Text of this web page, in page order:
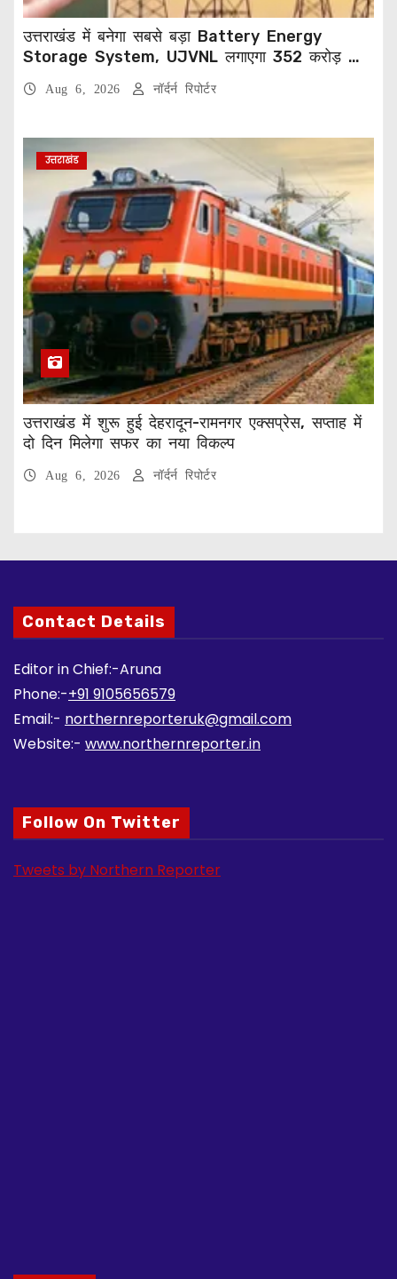
उत्तराखंड में बनेगा सबसे बड़ा Battery Energy
Storage System, UJVNL लगाएगा 352 करोड़ का
Aug 6, 2026 नॉर्दर्न रिपोर्टर
उत्तराखंड
उत्तराखंड में शुरू हुई देहरादून-रामनगर एक्सप्रेस, सप्ताह में
दो दिन मिलेगा सफर का नया विकल्प
Aug 6, 2026 नॉर्दर्न रिपोर्टर
Contact Details
Editor in Chief:-Aruna
Phone:-+91 9105656579
Email:- northernreporteruk@gmail.com
Website:- www.northernreporter.in
Follow On Twitter
Tweets by Northern Reporter